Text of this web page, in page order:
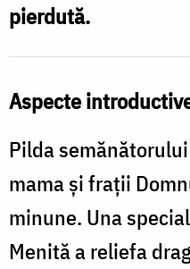
pierdută.
Aspecte
Pilda
mama și frații
minune. Una
Menită a reliefa